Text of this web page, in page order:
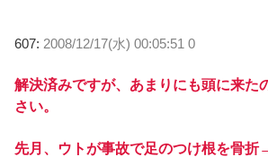
607: 2008/12/17(水) 00:05:51 0
解決済みですが、あまりにも頭に来た
さい。
先月、ウトが事故で足のつけ根を骨折